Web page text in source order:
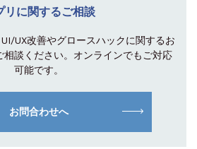
リに関するご相談
UX改善やグロースハックに関するお
相談 ください。オンラインでもご対応
可能です。
お問合わせへ